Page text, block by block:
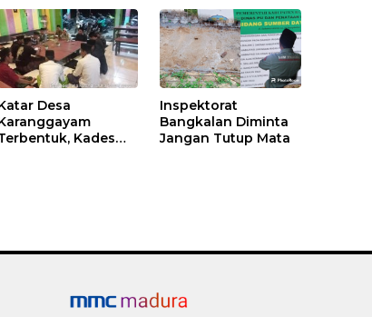
Desa
Kades
Inspektorat
Bangkalan Diminta
Jangan Tutup Mata